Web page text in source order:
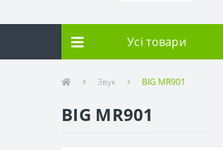
Усі товари
Звук BIG MR901
BIG MR901